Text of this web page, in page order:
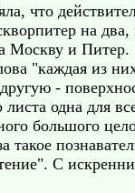
что
на
Москву и Питер.
"каждая из
-
листа одна для
большого
такое
С